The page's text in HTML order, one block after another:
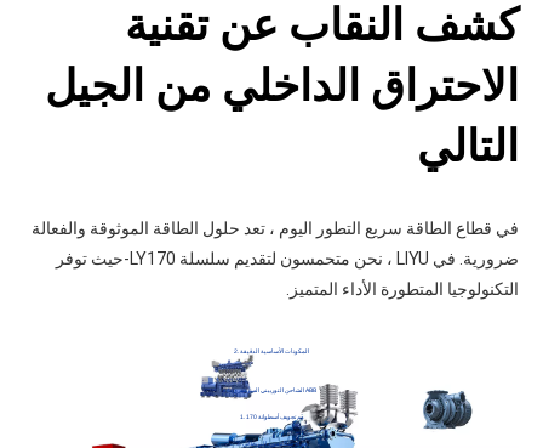
كشف النقاب عن تقنية
الاحتراق الداخلي من الجيل
التالي
في قطاع الطاقة سريع التطور اليوم ، تعد حلول الطاقة الموثوقة والفعالة
ضرورية. في LIYU ، نحن متحمسون لتقديم سلسلة LY170-حيث توفر
التكنولوجيا المتطورة الأداء المتميز.
2. المكونات الأساسية الدقيقة
4. الشاحن التوربيني السويسري ABB
1. 170 مم تجويف أسطوانة
3. مولد ستامفورد البريطاني